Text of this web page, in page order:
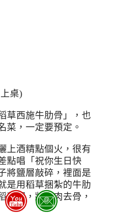
桌)
草西施牛肋骨」，也
菜，一定要預定。
上酒精點個火，很有
點唱「祝你生日快
將鹽層敲碎，裡面是
是用稻草捆紮的牛肋
草繩，將牛肉去骨，